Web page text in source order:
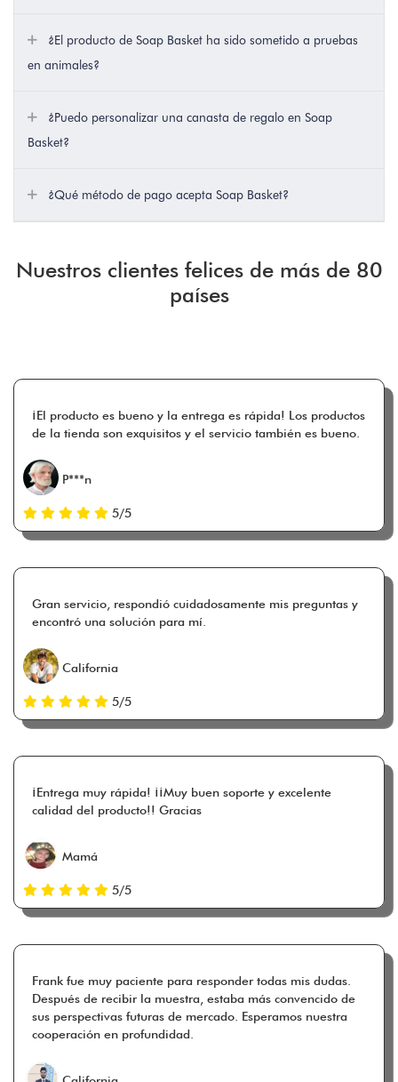
¿El producto de Soap Basket ha sido sometido a pruebas
en animales?
¿Puedo personalizar una canasta de regalo en Soap
Basket?
¿Qué método de pago acepta Soap Basket?
Nuestros clientes felices de más de 80
países
¡El producto es bueno y la entrega es rápida! Los productos
de la tienda son exquisitos y el servicio también es bueno.
P***n
5/5
Gran servicio, respondió cuidadosamente mis preguntas y
encontró una solución para mí.
California
5/5
¡Entrega muy rápida! ¡¡Muy buen soporte y excelente
calidad del producto!! Gracias
Mamá
5/5
Frank fue muy paciente para responder todas mis dudas.
Después de recibir la muestra, estaba más convencido de
sus perspectivas futuras de mercado. Esperamos nuestra
cooperación en profundidad.